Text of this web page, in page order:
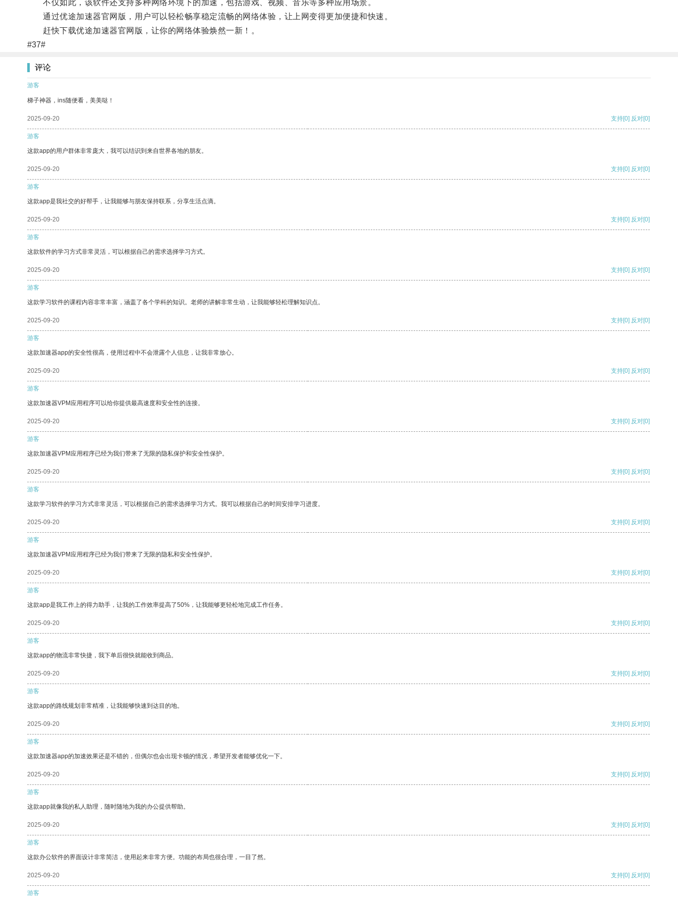
不仅如此，该软件还支持多种网络环境下的加速，包括游戏、视频、音乐等多种应用场景。
通过优途加速器官网版，用户可以轻松畅享稳定流畅的网络体验，让上网变得更加便捷和快速。
赶快下载优途加速器官网版，让你的网络体验焕然一新！。
#37#
评论
游客
梯子神器，ins随便看，美美哒！
2025-09-20 支持[0] 反对[0]
游客
这款app的用户群体非常庞大，我可以结识到来自世界各地的朋友。
2025-09-20 支持[0] 反对[0]
游客
这款app是我社交的好帮手，让我能够与朋友保持联系，分享生活点滴。
2025-09-20 支持[0] 反对[0]
游客
这款软件的学习方式非常灵活，可以根据自己的需求选择学习方式。
2025-09-20 支持[0] 反对[0]
游客
这款学习软件的课程内容非常丰富，涵盖了各个学科的知识。老师的讲解非常生动，让我能够轻松理解知识点。
2025-09-20 支持[0] 反对[0]
游客
这款加速器app的安全性很高，使用过程中不会泄露个人信息，让我非常放心。
2025-09-20 支持[0] 反对[0]
游客
这款加速器VPM应用程序可以给你提供最高速度和安全性的连接。
2025-09-20 支持[0] 反对[0]
游客
这款加速器VPM应用程序已经为我们带来了无限的隐私保护和安全性保护。
2025-09-20 支持[0] 反对[0]
游客
这款学习软件的学习方式非常灵活，可以根据自己的需求选择学习方式。我可以根据自己的时间安排学习进度。
2025-09-20 支持[0] 反对[0]
游客
这款加速器VPM应用程序已经为我们带来了无限的隐私和安全性保护。
2025-09-20 支持[0] 反对[0]
游客
这款app是我工作上的得力助手，让我的工作效率提高了50%，让我能够更轻松地完成工作任务。
2025-09-20 支持[0] 反对[0]
游客
这款app的物流非常快捷，我下单后很快就能收到商品。
2025-09-20 支持[0] 反对[0]
游客
这款app的路线规划非常精准，让我能够快速到达目的地。
2025-09-20 支持[0] 反对[0]
游客
这款加速器app的加速效果还是不错的，但偶尔也会出现卡顿的情况，希望开发者能够优化一下。
2025-09-20 支持[0] 反对[0]
游客
这款app就像我的私人助理，随时随地为我的办公提供帮助。
2025-09-20 支持[0] 反对[0]
游客
这款办公软件的界面设计非常简洁，使用起来非常方便。功能的布局也很合理，一目了然。
2025-09-20 支持[0] 反对[0]
游客